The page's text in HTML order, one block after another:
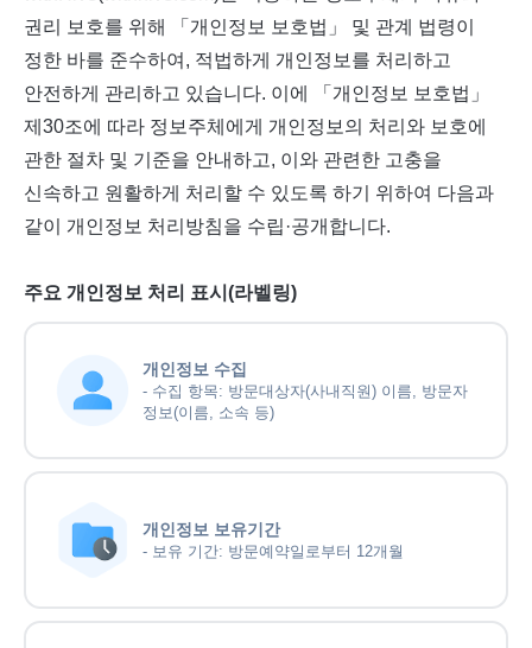
권리 보호를 위해 「개인정보 보호법」 및 관계 법령이
정한 바를 준수하여, 적법하게 개인정보를 처리하고
안전하게 관리하고 있습니다. 이에 「개인정보 보호법」
제30조에 따라 정보주체에게 개인정보의 처리와 보호에
관한 절차 및 기준을 안내하고, 이와 관련한 고충을
신속하고 원활하게 처리할 수 있도록 하기 위하여 다음과
같이 개인정보 처리방침을 수립·공개합니다.
주요 개인정보 처리 표시(라벨링)
개인정보 수집
- 수집 항목: 방문대상자(사내직원) 이름, 방문자
정보(이름, 소속 등)
개인정보 보유기간
- 보유 기간: 방문예약일로부터 12개월